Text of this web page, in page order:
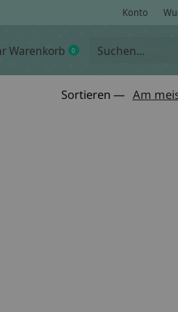
Konto
Warenkorb 0items
Sortieren — Am